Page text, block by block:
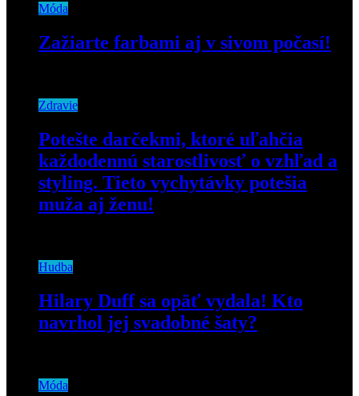
Móda
Zažiarte farbami aj v sivom počasí!
Zdravie
Potešte darčekmi, ktoré uľahčia
každodennú starostlivosť o vzhľad a
styling. Tieto vychytávky potešia
muža aj ženu!
Hudba
Hilary Duff sa opäť vydala! Kto
navrhol jej svadobné šaty?
Móda